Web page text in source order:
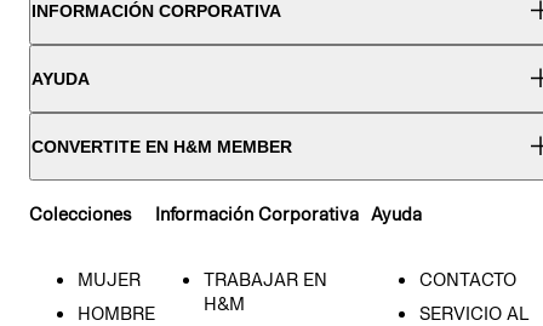
INFORMACIÓN CORPORATIVA
AYUDA
CONVERTITE EN H&M MEMBER
Colecciones
MUJER
HOMBRE
Información Corporativa
TRABAJAR EN
H&M
Ayuda
CONTACTO
SERVICIO AL